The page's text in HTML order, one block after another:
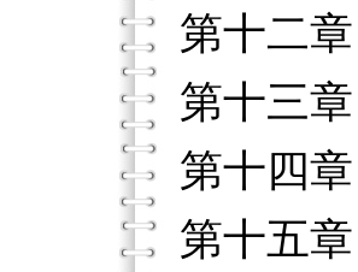
第十二
第十三
第十四
第十五